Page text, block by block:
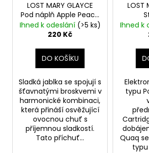
LOST MARY GLAYCE
Pod náplň Apple Peach
20mg 2x2mlJablko s
broskví
Ihned k odeslání (>5 ks)
220 Kč
DO KOŠÍKU
Sladká jablka se spojují s
šťavnatými broskvemi v
harmonické kombinaci,
která přináší osvěžující
ovocnou chuť s
příjemnou sladkostí.
Tato příchuť...
LOST
Ihned k
typu
Quaq
typu